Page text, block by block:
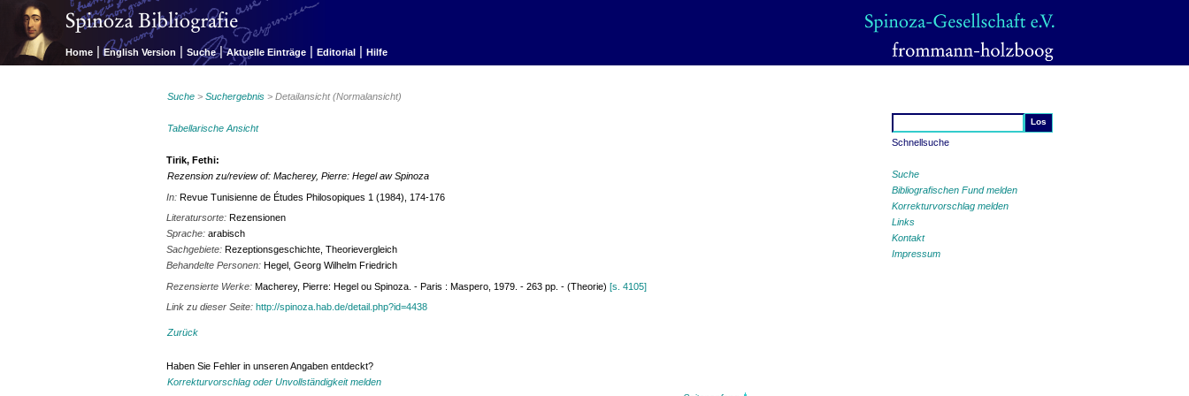
Home | English Version | Suche | Aktuelle Einträge | Editorial | Hilfe
Schnellsuche
Suche
Bibliografischen Fund melden
Korrekturvorschlag melden
Links
Kontakt
Impressum
Suche >Suchergebnis > Detailansicht (Normalansicht)
Tabellarische Ansicht
Tirik, Fethi:
Rezension zu/review of: Macherey, Pierre: Hegel aw Spinoza
In:Revue Tunisienne de Études Philosopiques 1 (1984), 174-176
Literatursorte:Rezensionen
Sprache:arabisch
Sachgebiete:Rezeptionsgeschichte, Theorievergleich
Behandelte Personen:Hegel, Georg Wilhelm Friedrich
Rezensierte Werke:Macherey, Pierre: Hegel ou Spinoza. - Paris : Maspero, 1979. - 263 pp. - (Theorie)[s. 4105]
Link zu dieser Seite:http://spinoza.hab.de/detail.php?id=4438
Zurück
Haben Sie Fehler in unseren Angaben entdeckt?
Korrekturvorschlag oder Unvollständigkeit melden